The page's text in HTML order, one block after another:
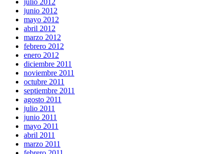
julio 2012
junio 2012
mayo 2012
abril 2012
marzo 2012
febrero 2012
enero 2012
diciembre 2011
noviembre 2011
octubre 2011
septiembre 2011
agosto 2011
julio 2011
junio 2011
mayo 2011
abril 2011
marzo 2011